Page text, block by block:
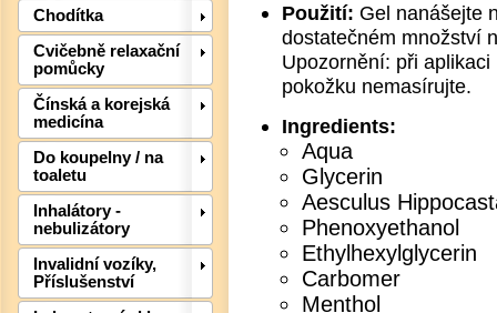
Chodítka
Cvičebně relaxační
pomůcky
Čínská a korejská
medicína
Do koupelny / na
toaletu
Inhalátory -
nebulizátory
Invalidní vozíky,
Příslušenství
Použití: Gel nanášejte
dostatečném množství
Upozornění: při
pokožku nemasírujte.
Ingredients:
Aqua
Glycerin
Aesculus
Phenoxyethanol
Ethylhexylglycerin
Carbomer
Menthol